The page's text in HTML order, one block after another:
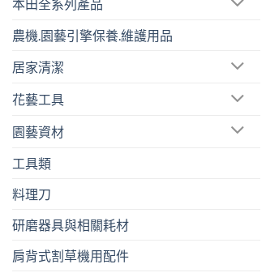
本田全系列產品
農機.園藝引擎保養.維護用品
居家清潔
花藝工具
園藝資材
工具類
料理刀
研磨器具與相關耗材
肩背式割草機用配件